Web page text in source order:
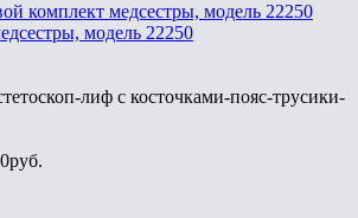
модель 22250
лиф с косточками-пояс-трусики-